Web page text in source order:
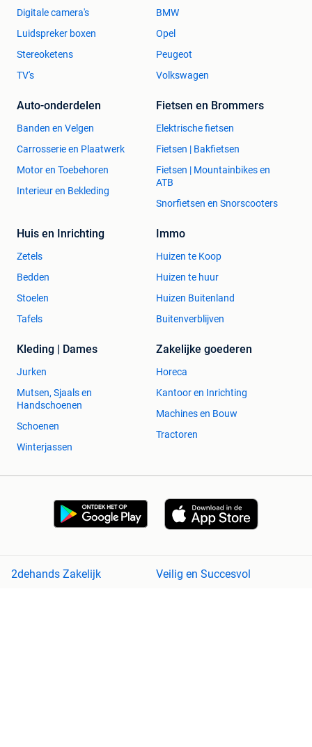
Digitale camera's
Luidspreker boxen
Stereoketens
TV's
BMW
Opel
Peugeot
Volkswagen
Auto-onderdelen
Banden en Velgen
Carrosserie en Plaatwerk
Motor en Toebehoren
Interieur en Bekleding
Fietsen en Brommers
Elektrische fietsen
Fietsen | Bakfietsen
Fietsen | Mountainbikes en
ATB
Snorfietsen en Snorscooters
Huis en Inrichting
Zetels
Bedden
Stoelen
Tafels
Immo
Huizen te Koop
Huizen te huur
Huizen Buitenland
Buitenverblijven
Kleding | Dames
Jurken
Mutsen, Sjaals en
Handschoenen
Schoenen
Winterjassen
Zakelijke goederen
Horeca
Kantoor en Inrichting
Machines en Bouw
Tractoren
2dehands Zakelijk
Veilig en Succesvol